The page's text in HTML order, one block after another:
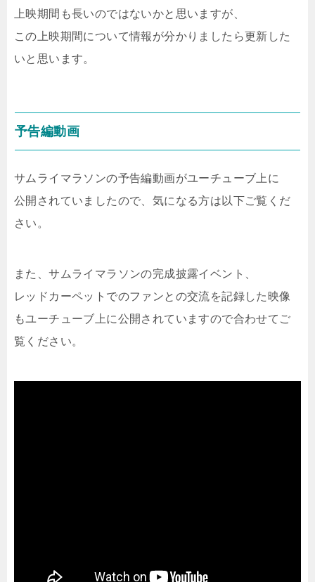
上映期間も長いのではないかと思いますが、
この上映期間について情報が分かりましたら更新した
いと思います。
予告編動画
サムライマラソンの予告編動画がユーチューブ上に
公開されていましたので、気になる方は以下ご覧くだ
さい。
また、サムライマラソンの完成披露イベント、
レッドカーペットでのファンとの交流を記録した映像
もユーチューブ上に公開されていますので合わせてご
覧ください。